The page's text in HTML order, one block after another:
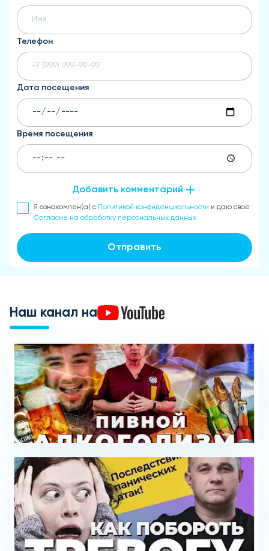
Телефон
Дата посещения
Время посещения
Добавить комментарий
Я ознакомлен(а) с Политикой конфиденциальности и даю свое
Согласие на обработку персональных данных
Отправить
Наш канал на